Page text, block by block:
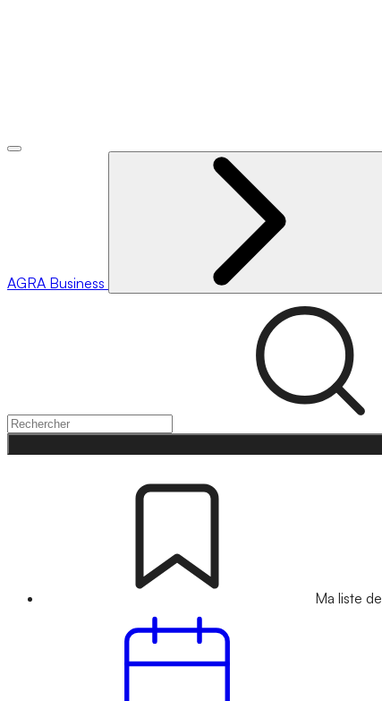
AGRA Business
Ma liste